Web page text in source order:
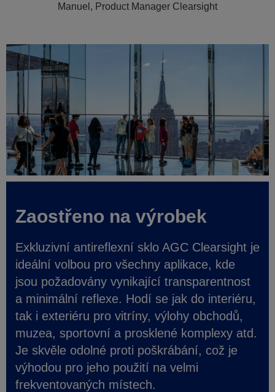
Manuel, Product Manager Clearsight
Zaostřeno na výrobek
Exkluzivní antireflexní sklo AGC Clearsight je
ideální volbou pro všechny aplikace, kde
jsou požadovány vynikající transparentnost
a minimální reflexe. Hodí se jak do interiéru,
tak i exteriéru pro vitríny, výlohy obchodů,
muzea, sportovní a prosklené komplexy atd.
Je skvěle odolné proti poškrábání, což je
výhodou pro jeho použití na velmi
frekventovaných místech.